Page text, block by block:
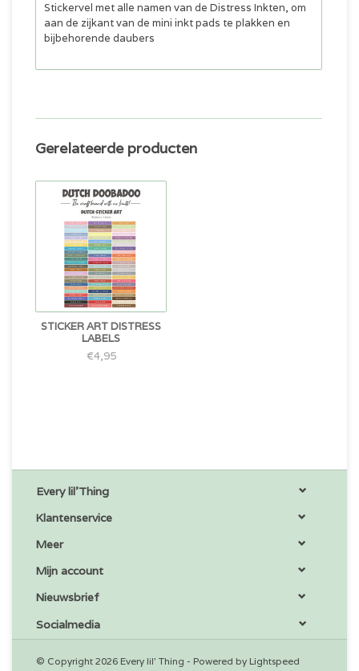
Stickervel met alle namen van de Distress Inkten, om
aan de zijkant van de mini inkt pads te plakken en
bijbehorende daubers
Gerelateerde producten
STICKER ART DISTRESS
LABELS
€4,95
Every lil'Thing
Klantenservice
Meer
Mijn account
Nieuwsbrief
Socialmedia
© Copyright 2026 Every lil' Thing - Powered by Lightspeed